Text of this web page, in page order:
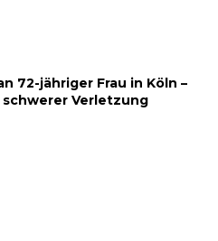
72-jähriger Frau in Köln –
Verletzung